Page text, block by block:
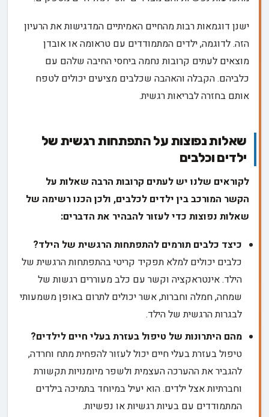
ישנן דוגמאות רבות מהחיים האמיתיים המדגישות את הרעיון
הזה. לדוגמה, ילדים המתמודדים עם טראומה או אובדן
מוצאים לעתים קרובות נחמה ביחסי החיבה שלהם עם
כלביהם. הקבלה והאהבה שכלבים מציעים יכולים לטפח
אותם בחזרה לבריאות רגשית.
שאלות נפוצות על התפתחות רגשית של
ילדים וכלבים
לקוראים שלנו יש לעתים קרובות הרבה שאלות על
הקשר המורכב בין ילדים לכלבים, ולכן הכנו רשימה של
שאלות נפוצות כדי לעזור להבהיר את הדברים:
כיצד כלבים תורמים להתפתחות הרגשית של הילד?
כלבים יכולים למלא תפקיד קריטי בהתפתחות הרגשית של
הילד. אינטראקציה וקשר עם כלב מעוררים רגשות של
שמחה, חמלה וחברות, אשר יכולים לתרום באופן משמעותי
לבגרות הרגשית של הילד.
מהם היתרונות של טיפול בעזרת בעלי חיים לילדים?
טיפול בעזרת בעלי חיים יכול לעזור להפחית מתח וחרדה,
להגביר את ההערכה העצמית ולשפר מיומנויות תקשורת
וחברתיות אצל ילדים. הוא יעיל במיוחד בתמיכה בילדים
המתמודדים עם בעיות רגשיות או נפשיות.